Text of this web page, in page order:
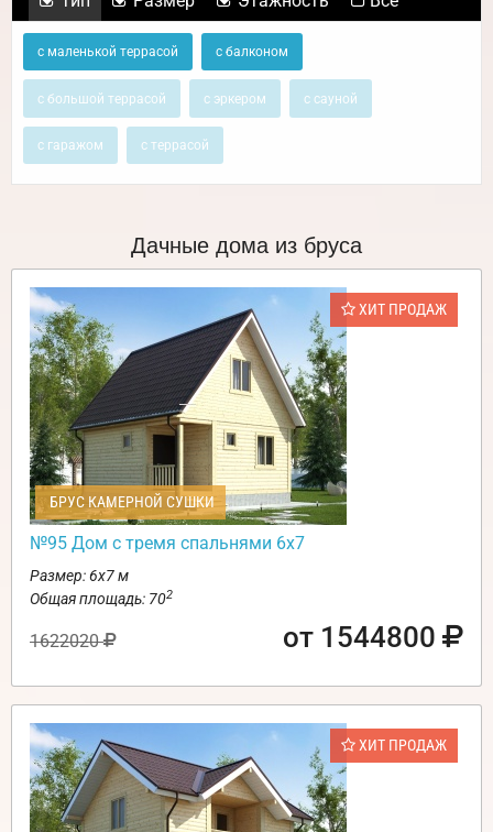
с маленькой террасой с балконом
с большой террасой с эркером с сауной
с гаражом с террасой
Дачные дома из бруса
ХИТ ПРОДАЖ
БРУС КАМЕРНОЙ СУШКИ
№95 Дом с тремя спальнями 6х7
Размер: 6х7 м
Общая площадь: 702
1622020 от 1544800
ХИТ ПРОДАЖ